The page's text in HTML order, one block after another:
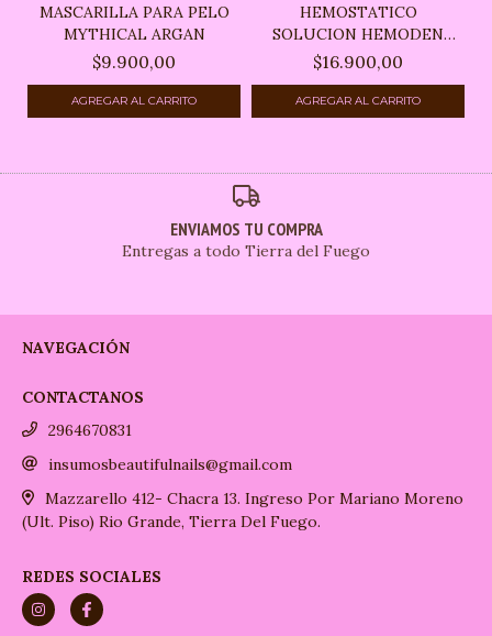
MASCARILLA PARA PELO
MYTHICAL ARGAN
$9.900,00
HEMOSTATICO
SOLUCION HEMODEN
TEDEQUIM 20...
$16.900,00
ENVIAMOS TU COMPRA
Entregas a todo Tierra del Fuego
NAVEGACIÓN
CONTACTANOS
2964670831
insumosbeautifulnails@gmail.com
Mazzarello 412- Chacra 13. Ingreso Por Mariano Moreno
(Ult. Piso) Rio Grande, Tierra Del Fuego.
REDES SOCIALES